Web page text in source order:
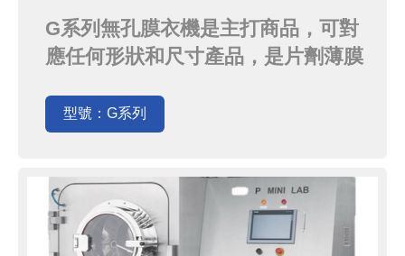
G系列無孔膜衣機是主打商品，可對
應任何形狀和尺寸產品，是片劑薄膜
丸膜衣及微丸加層的理想設備，使用
專利的乾燥系統可大大提升乾燥效
型號：G系列